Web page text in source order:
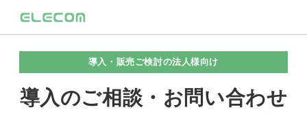
導入・販売ご検討の法人様向け
導入のご相談・お問い合わせ